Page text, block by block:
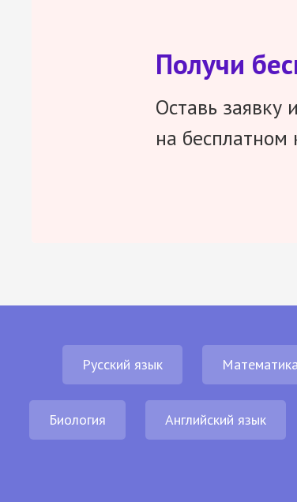
Получи
Оставь заявку
на бесплатном
Русский язык
Биология Английский язык